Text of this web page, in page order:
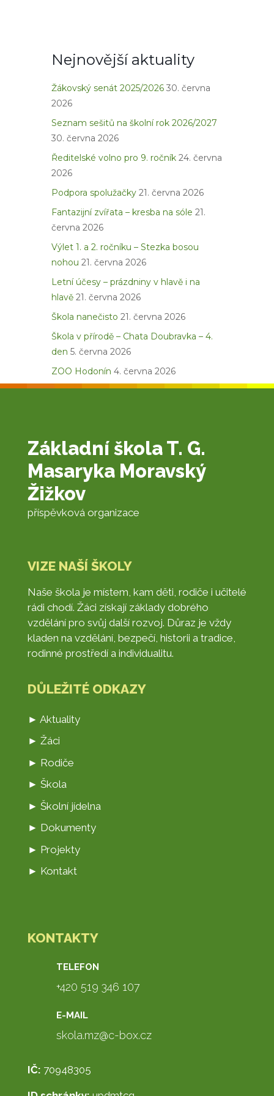
Nejnovější aktuality
Žákovský senát 2025/2026 30. června
2026
Seznam sešitů na školní rok 2026/2027
30. června 2026
Ředitelské volno pro 9. ročník 24. června
2026
Podpora spolužačky 21. června 2026
Fantazijní zvířata – kresba na sóle 21.
června 2026
Výlet 1. a 2. ročníku – Stezka bosou
nohou 21. června 2026
Letní účesy – prázdniny v hlavě i na
hlavě 21. června 2026
Škola nanečisto 21. června 2026
Škola v přírodě – Chata Doubravka – 4.
den 5. června 2026
ZOO Hodonín 4. června 2026
Základní škola T. G.
Masaryka Moravský
Žižkov
příspěvková organizace
VIZE NAŠÍ ŠKOLY
Naše škola je místem, kam děti, rodiče i učitelé
rádi chodí. Žáci získají základy dobrého
vzdělání pro svůj další rozvoj. Důraz je vždy
kladen na vzdělání, bezpečí, historii a tradice,
rodinné prostředí a individualitu.
DŮLEŽITÉ ODKAZY
► Aktuality
► Žáci
► Rodiče
► Škola
► Školní jídelna
► Dokumenty
► Projekty
► Kontakt
KONTAKTY
TELEFON
+420 519 346 107
E-MAIL
skola.mz@c-box.cz
IČ: 70948305